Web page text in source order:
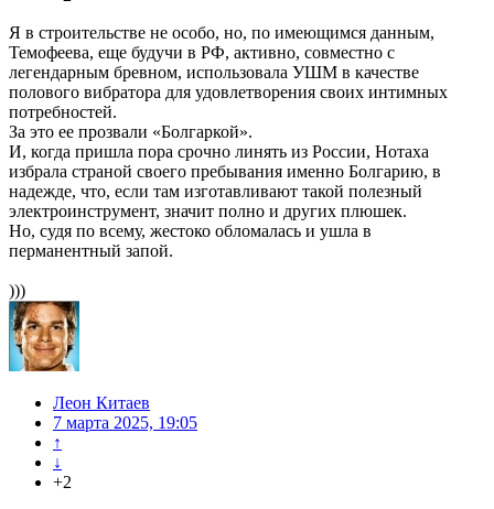
Я в строительстве не особо, но, по имеющимся данным,
Темофеева, еще будучи в РФ, активно, совместно с
легендарным бревном, использовала УШМ в качестве
полового вибратора для удовлетворения своих интимных
потребностей.
За это ее прозвали «Болгаркой».
И, когда пришла пора срочно линять из России, Нотаха
избрала страной своего пребывания именно Болгарию, в
надежде, что, если там изготавливают такой полезный
электроинструмент, значит полно и других плюшек.
Но, судя по всему, жестоко обломалась и ушла в
перманентный запой.
)))
Леон Китаев
7 марта 2025, 19:05
↑
↓
+2